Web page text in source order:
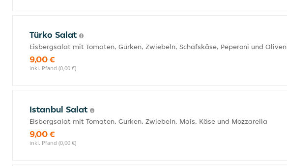
Türko Salat
Eisbergsalat mit Tomaten, Gurken, Zwiebeln, Schafskäse, Peperoni und Oliven
9,00 €
inkl. Pfand (0,00 €)
Istanbul Salat
Eisbergsalat mit Tomaten, Gurken, Zwiebeln, Mais, Käse und Mozzarella
9,00 €
inkl. Pfand (0,00 €)